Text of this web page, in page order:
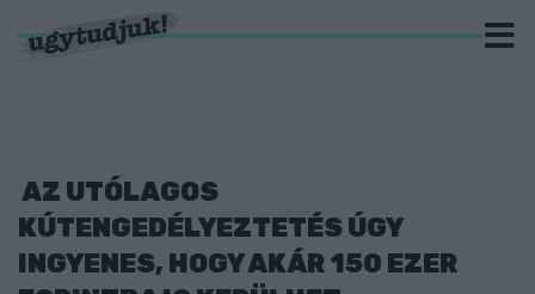
AZ UTÓLAGOS
KÚTENGEDÉLYEZTETÉS ÚGY
INGYENES, HOGY AKÁR 150 EZER